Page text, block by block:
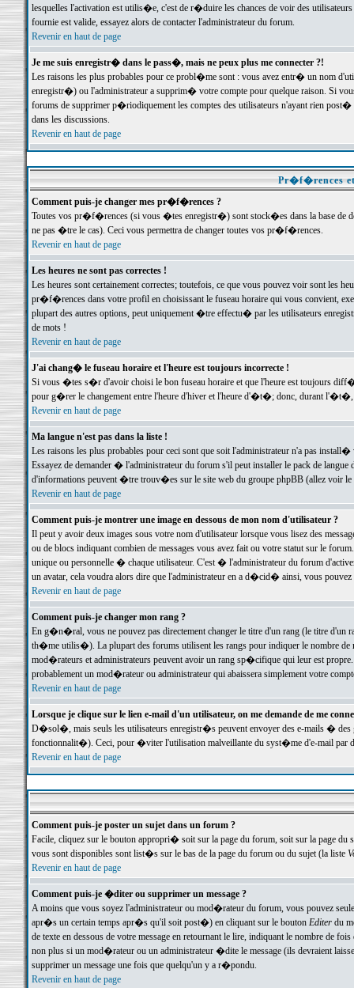
lesquelles l'activation est utilis�e, c'est de r�duire les chances de voir des
fournie est valide, essayez alors de contacter l'administrateur du forum.
Revenir en haut de page
Je me suis enregistr� dans le pass�, mais ne peux plus me connecter ?!
Les raisons les plus probables pour ce probl�me sont : vous avez entr� un nom
enregistr�) ou l'administrateur a supprim� votre compte pour quelque raison. Si
forums de supprimer p�riodiquement les comptes des utilisateurs n'ayant rien
dans les discussions.
Revenir en haut de page
Pr�f�rences
Comment puis-je changer mes pr�f�rences ?
Toutes vos pr�f�rences (si vous �tes enregistr�) sont stock�es dans la base de
ne pas �tre le cas). Ceci vous permettra de changer toutes vos pr�f�rences.
Revenir en haut de page
Les heures ne sont pas correctes !
Les heures sont certainement correctes; toutefois, ce que vous pouvez voir sont
pr�f�rences dans votre profil en choisissant le fuseau horaire qui vous convient,
plupart des autres options, peut uniquement �tre effectu� par les utilisateurs
de mots !
Revenir en haut de page
J'ai chang� le fuseau horaire et l'heure est toujours incorrecte !
Si vous �tes s�r d'avoir choisi le bon fuseau horaire et que l'heure est toujours
pour g�rer le changement entre l'heure d'hiver et l'heure d'�t�; donc, durant
Revenir en haut de page
Ma langue n'est pas dans la liste !
Les raisons les plus probables pour ceci sont que soit l'administrateur n'a pas
Essayez de demander � l'administrateur du forum s'il peut installer le pack de
d'informations peuvent �tre trouv�es sur le site web du groupe phpBB (allez voir le
Revenir en haut de page
Comment puis-je montrer une image en dessous de mon nom d'utilisateur ?
Il peut y avoir deux images sous votre nom d'utilisateur lorsque vous lisez des
ou de blocs indiquant combien de messages vous avez fait ou votre statut sur le
unique ou personnelle � chaque utilisateur. C'est � l'administrateur du forum
un avatar, cela voudra alors dire que l'administrateur en a d�cid� ainsi, vous
Revenir en haut de page
Comment puis-je changer mon rang ?
En g�n�ral, vous ne pouvez pas directement changer le titre d'un rang (le titre d'un
th�me utilis�). La plupart des forums utilisent les rangs pour indiquer le nombre de
mod�rateurs et administrateurs peuvent avoir un rang sp�cifique qui leur est
probablement un mod�rateur ou administrateur qui abaissera simplement votre
Revenir en haut de page
Lorsque je clique sur le lien e-mail d'un utilisateur, on me demande de me
D�sol�, mais seuls les utilisateurs enregistr�s peuvent envoyer des e-mails �
fonctionnalit�). Ceci, pour �viter l'utilisation malveillante du syst�me d'e-mail par
Revenir en haut de page
Comment puis-je poster un sujet dans un forum ?
Facile, cliquez sur le bouton appropri� soit sur la page du forum, soit sur la page du
vous sont disponibles sont list�s sur le bas de la page du forum ou du sujet (la liste
Revenir en haut de page
Comment puis-je �diter ou supprimer un message ?
A moins que vous soyez l'administrateur ou mod�rateur du forum, vous pouvez
apr�s un certain temps apr�s qu'il soit post�) en cliquant sur le bouton Editerdu
de texte en dessous de votre message en retournant le lire, indiquant le nombre
non plus si un mod�rateur ou un administrateur �dite le message (ils devraient
supprimer un message une fois que quelqu'un y a r�pondu.
Revenir en haut de page